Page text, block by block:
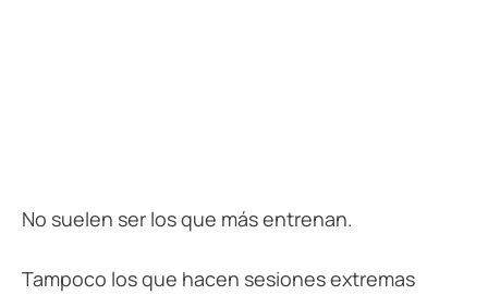
No suelen ser los que más entrenan.
Tampoco los que hacen sesiones extremas